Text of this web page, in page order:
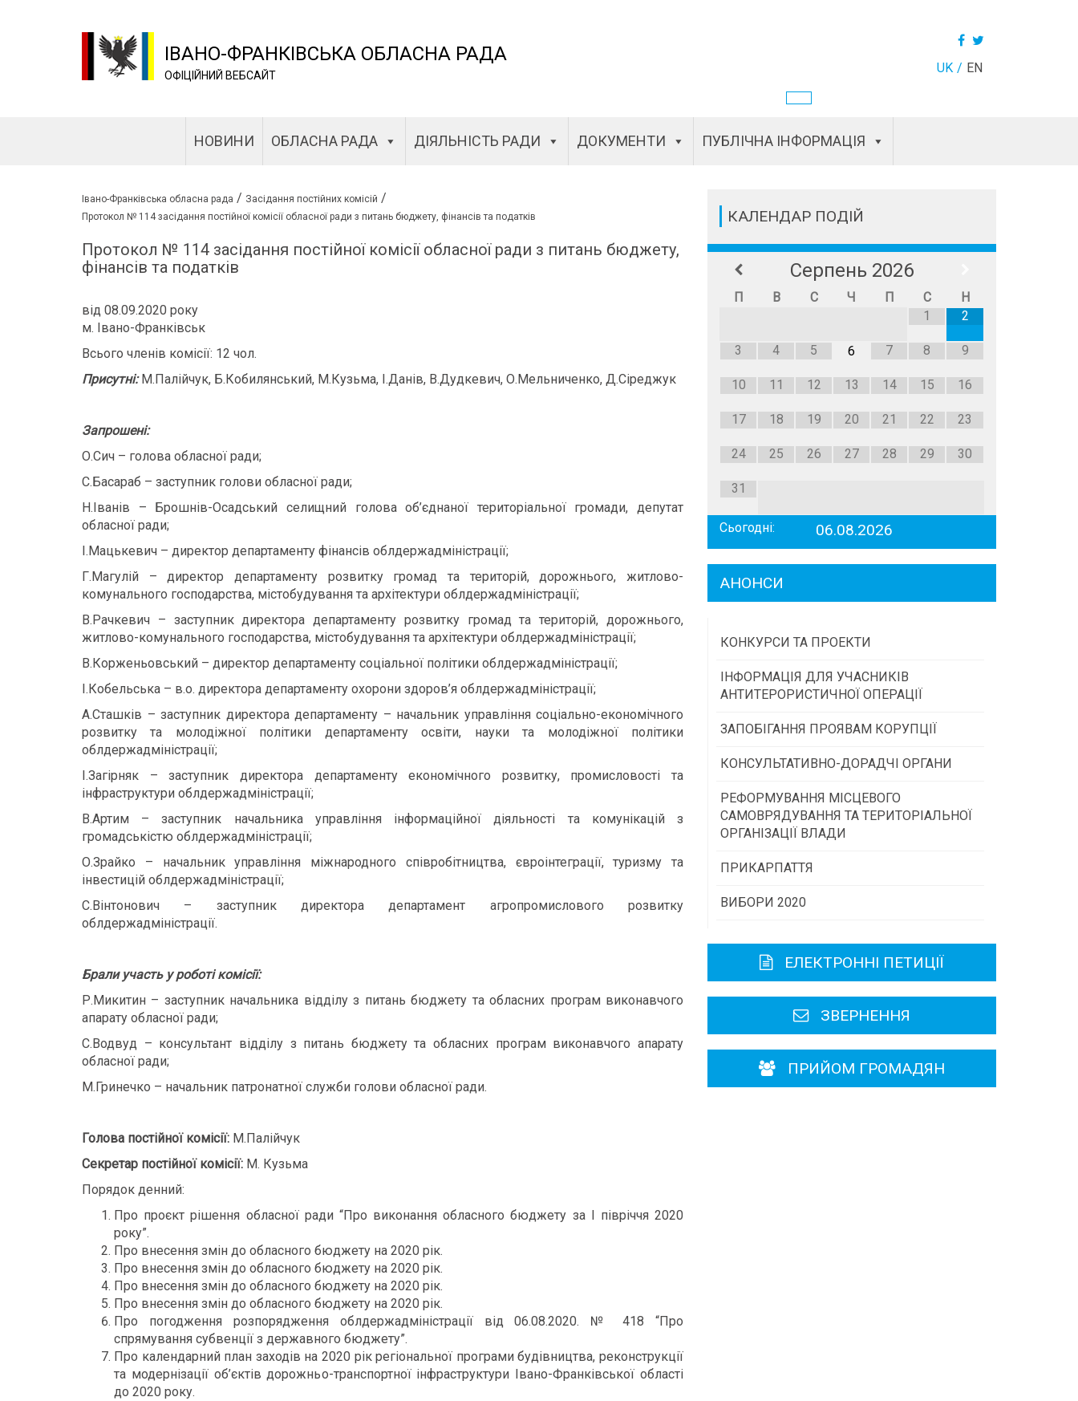
ІВАНО-ФРАНКІВСЬКА ОБЛАСНА РАДА
ОФІЦІЙНИЙ ВЕБСАЙТ UK EN
НОВИНИ ОБЛАСНА РАДА ДІЯЛЬНІСТЬ РАДИ ДОКУМЕНТИ ПУБЛІЧНА ІНФОРМАЦІЯ
Івано-Франківська обласна рада / Засідання постійних комісій /
Протокол № 114 засідання постійної комісії обласної ради з питань бюджету, фінансів та податків
Протокол № 114 засідання постійної комісії обласної ради з питань бюджету,
фінансів та податків
від 08.09.2020 року
м. Івано-Франківськ
Всього членів комісії: 12 чол.
Присутні:М.Палійчук, Б.Кобилянський, М.Кузьма, І.Данів, В.Дудкевич, О.Мельниченко, Д.Сіреджук
Запрошені:
О.Сич – голова обласної ради;
С.Басараб – заступник голови обласної ради;
Н.Іванів – Брошнів-Осадський селищний голова об’єднаної територіальної громади, депутат
обласної ради;
І.Мацькевич – директор департаменту фінансів облдержадміністрації;
Г.Магулій – директор департаменту розвитку громад та територій, дорожнього, житлово-
комунального господарства, містобудування та архітектури облдержадміністрації;
В.Рачкевич – заступник директора департаменту розвитку громад та територій, дорожнього,
житлово-комунального господарства, містобудування та архітектури облдержадміністрації;
В.Корженьовський – директор департаменту соціальної політики облдержадміністрації;
І.Кобельська – в.о. директора департаменту охорони здоров’я облдержадміністрації;
А.Сташків – заступник директора департаменту – начальник управління соціально-економічного
розвитку та молодіжної політики департаменту освіти, науки та молодіжної політики
облдержадміністрації;
І.Загірняк – заступник директора департаменту економічного розвитку, промисловості та
інфраструктури облдержадміністрації;
В.Артим – заступник начальника управління інформаційної діяльності та комунікацій з
громадськістю облдержадміністрації;
О.Зрайко – начальник управління міжнародного співробітництва, євроінтеграції, туризму та
інвестицій облдержадміністрації;
С.Вінтонович – заступник директора департамент агропромислового розвитку
облдержадміністрації.
Брали участь у роботі комісії:
Р.Микитин – заступник начальника відділу з питань бюджету та обласних програм виконавчого
апарату обласної ради;
С.Водвуд – консультант відділу з питань бюджету та обласних програм виконавчого апарату
обласної ради;
М.Гринечко – начальник патронатної служби голови обласної ради.
Голова постійної комісії: М.Палійчук
Секретар постійної комісії: М. Кузьма
Порядок денний:
Про проєкт рішення обласної ради “Про виконання обласного бюджету за І півріччя 2020
року”.
Про внесення змін до обласного бюджету на 2020 рік.
Про внесення змін до обласного бюджету на 2020 рік.
Про внесення змін до обласного бюджету на 2020 рік.
Про внесення змін до обласного бюджету на 2020 рік.
Про погодження розпорядження облдержадміністрації від 06.08.2020. № 418 “Про
спрямування субвенції з державного бюджету”.
Про календарний план заходів на 2020 рік регіональної програми будівництва, реконструкції
та модернізації об’єктів дорожньо-транспортної інфраструктури Івано-Франківської області
до 2020 року.
КАЛЕНДАР ПОДІЙ
Серпень 2026
П В С Ч П С
Н
1
2
3 4 5 6 7 8 9
10 11 12 13 14 15 16
17 18 19 20 21 22 23
24 25 26 27 28 29 30
31
Сьогодні: 06.08.2026
АНОНСИ
КОНКУРСИ ТА ПРОЕКТИ
Конкурс проектів та програм місцевого
самоврядування
суспільства
Програми/конкурси МТД
ІНФОРМАЦІЯ ДЛЯ УЧАСНИКІВ
АНТИТЕРОРИСТИЧНОЇ ОПЕРАЦІЇ
ЗАПОБІГАННЯ ПРОЯВАМ КОРУПЦІЇ
КОНСУЛЬТАТИВНО-ДОРАДЧІ ОРГАНИ
Консультативна рада
РЕФОРМУВАННЯ МІСЦЕВОГО
САМОВРЯДУВАННЯ ТА ТЕРИТОРІАЛЬНОЇ
ОРГАНІЗАЦІЇ ВЛАДИ
ПРИКАРПАТТЯ
Історична довідка
Карта області
Районні, міські ради
ВИБОРИ 2020
ЕЛЕКТРОННІ ПЕТИЦІЇ
ЗВЕРНЕННЯ
ПРИЙОМ ГРОМАДЯН